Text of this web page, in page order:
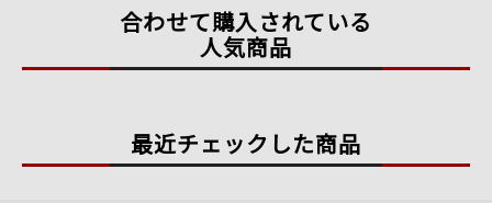
合わせて購入されている
人気商品
最近チェックした商品